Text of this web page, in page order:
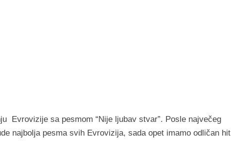
Evrovizije sa pesmom “Nije ljubav stvar”. Posle največeg
najbolja pesma svih Evrovizija, sada opet imamo odličan hit